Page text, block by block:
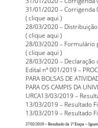
31/01/2020 – Corrigenda
(clique aqui )
28/03/2020 –
(clique aqui )
28/03/2020 – Formulário
(clique aqui )
28/03/2020 – Declaração
Edital nº 001/2019 –
PARA BOLSAS DE
PARA OS CAMPIS DA
URCA13/03/2019 –
13/03/2019 – Resultado
13/03/2019 – Resultado
27/02/2019 – Resultado da 1º Etapa –